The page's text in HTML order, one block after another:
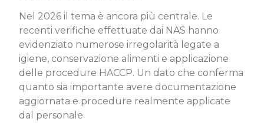
Nel 2026 il tema è ancora più centrale. Le
recenti verifiche effettuate dai NAS hanno
evidenziato numerose irregolarità legate a
igiene, conservazione alimenti e applicazione
delle procedure HACCP. Un dato che conferma
quanto sia importante avere documentazione
aggiornata e procedure realmente applicate
dal personale